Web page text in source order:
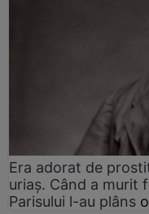
Era adorat de
uriaș. Când a murit
Parisului l-au plâns